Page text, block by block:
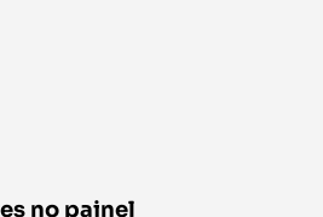
no painel